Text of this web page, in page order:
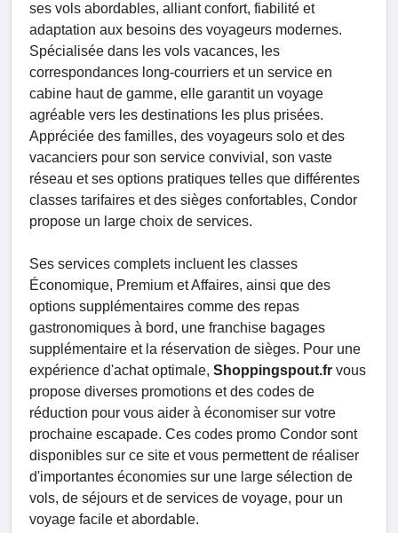
ses vols abordables, alliant confort, fiabilité et
adaptation aux besoins des voyageurs modernes.
Spécialisée dans les vols vacances, les
correspondances long-courriers et un service en
cabine haut de gamme, elle garantit un voyage
agréable vers les destinations les plus prisées.
Appréciée des familles, des voyageurs solo et des
vacanciers pour son service convivial, son vaste
réseau et ses options pratiques telles que différentes
classes tarifaires et des sièges confortables, Condor
propose un large choix de services.
Ses services complets incluent les classes
Économique, Premium et Affaires, ainsi que des
options supplémentaires comme des repas
gastronomiques à bord, une franchise bagages
supplémentaire et la réservation de sièges. Pour une
expérience d'achat optimale, Shoppingspout.fr vous
propose diverses promotions et des codes de
réduction pour vous aider à économiser sur votre
prochaine escapade. Ces codes promo Condor sont
disponibles sur ce site et vous permettent de réaliser
d'importantes économies sur une large sélection de
vols, de séjours et de services de voyage, pour un
voyage facile et abordable.